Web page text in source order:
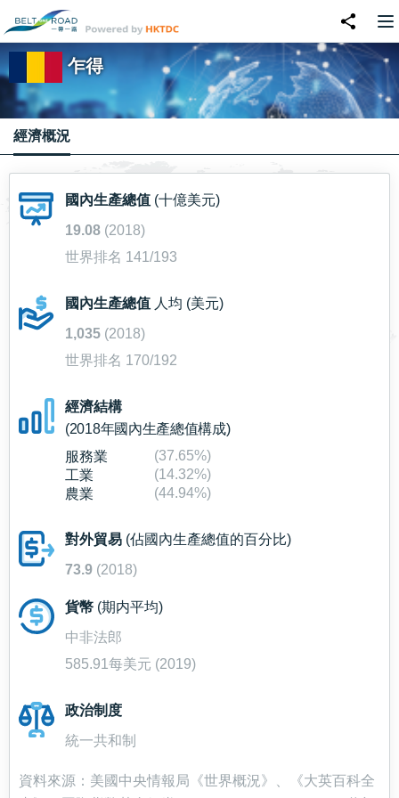
乍得
經濟概況
國內生產總值 (十億美元)
19.08 (2018)
世界排名 141/193
國內生產總值 人均 (美元)
1,035 (2018)
世界排名 170/192
經濟結構
(2018年國內生產總值構成)
服務業
(37.65%)
工業
(14.32%)
農業
(44.94%)
對外貿易 (佔國內生產總值的百分比)
73.9 (2018)
貨幣 (期内平均)
中非法郎
585.91每美元 (2019)
政治制度
統一共和制
資料來源：美國中央情報局《世界概況》、《大英百科全